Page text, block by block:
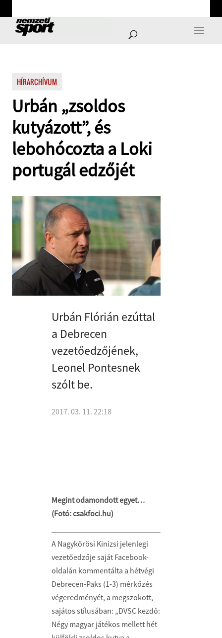
HÍRARCHÍVUM
Urbán „zsoldos
kutyázott”, és
lebohócozta a Loki
portugál edzőjét
Urbán Flórián ezúttal
a Debrecen
vezetőedzőjének,
Leonel Pontesnek
szólt be.
2017. 03. 11. 22:18
Megint odamondott egyet…
(Fotó: csakfoci.hu)
A Nagykőrösi Kinizsi jelenlegi
vezetőedzője saját Facebook-
oldalán kommentálta a hétvégi
Debrecen-Paks (1-3) mérkőzés
végeredményét, a megszokott,
sajátos stílusában: „DVSC kezdő:
Négy magyar játékos mellett hét